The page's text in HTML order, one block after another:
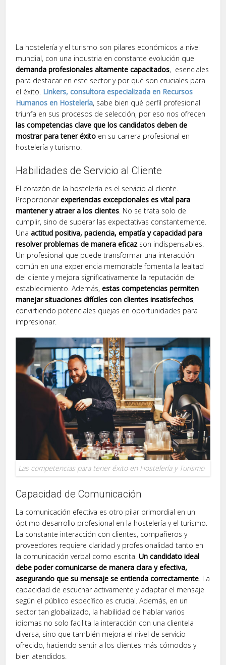
La hostelería y el turismo son pilares económicos a nivel
mundial, con una industria en constante evolución que
demanda profesionales altamente capacitados, esenciales
para destacar en este sector y por qué son cruciales para
el éxito. Linkers, consultora especializada en Recursos
Humanos en Hostelería, sabe bien qué perfil profesional
triunfa en sus procesos de selección, por eso nos ofrecen
las competencias clave que los candidatos deben de
mostrar para tener éxito en su carrera profesional en
hostelería y turismo.
Habilidades de Servicio al Cliente
El corazón de la hostelería es el servicio al cliente.
Proporcionarexperiencias excepcionales es vital para
mantener y atraer a los clientes . No se trata solo de
cumplir, sino de superar las expectativas constantemente.
Unaactitud positiva, paciencia, empatía y capacidad para
resolver problemas de manera eficaz son indispensables.
Un profesional que puede transformar una interacción
común en una experiencia memorable fomenta la lealtad
del cliente y mejora significativamente la reputación del
establecimiento. Además,estas competencias permiten
manejar situaciones difíciles con clientes insatisfechos,
convirtiendo potenciales quejas en oportunidades para
impresionar.
Las competencias para tener éxito en Hostelería y Turismo
Capacidad de Comunicación
La comunicación efectiva es otro pilar primordial en un
óptimo desarrollo profesional en la hostelería y el turismo.
La constante interacción con clientes, compañeros y
proveedores requiere claridad y profesionalidad tanto en
la comunicación verbal como escrita.Un candidato ideal
debe poder comunicarse de manera clara y efectiva,
asegurando que su mensaje se entienda correctamente. La
capacidad de escuchar activamente y adaptar el mensaje
según el público específico es crucial. Además, en un
sector tan globalizado, la habilidad de hablar varios
idiomas no solo facilita la interacción con una clientela
diversa, sino que también mejora el nivel de servicio
ofrecido, haciendo sentir a los clientes más cómodos y
bien atendidos.